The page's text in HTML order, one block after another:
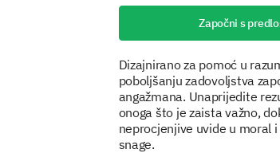
Započni s
Dizajnirano za pomoć u
poboljšanju zadovoljstva
angažmana. Unaprijedite
onoga što je zaista važno,
neprocjenjive uvide u moral
snage.